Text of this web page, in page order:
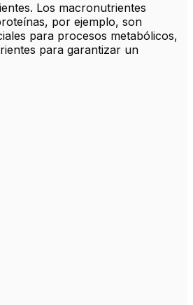
Los macronutrientes
por ejemplo, son
para procesos metabólicos,
para garantizar un